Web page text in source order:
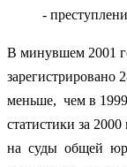
- преступления,
В минувшем 2001
зарегистрировано
меньше, чем в
статистики за
на суды общей